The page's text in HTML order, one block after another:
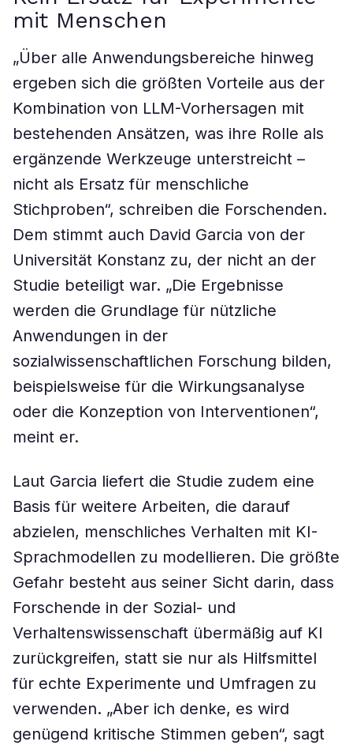
mit Menschen
„Über alle Anwendungsbereiche hinweg
ergeben sich die größten Vorteile aus der
Kombination von LLM-Vorhersagen mit
bestehenden Ansätzen, was ihre Rolle als
ergänzende Werkzeuge unterstreicht –
nicht als Ersatz für menschliche
Stichproben“, schreiben die Forschenden.
Dem stimmt auch David Garcia von der
Universität Konstanz zu, der nicht an der
Studie beteiligt war. „Die Ergebnisse
werden die Grundlage für nützliche
Anwendungen in der
sozialwissenschaftlichen Forschung bilden,
beispielsweise für die Wirkungsanalyse
oder die Konzeption von Interventionen“,
meint er.
Laut Garcia liefert die Studie zudem eine
Basis für weitere Arbeiten, die darauf
abzielen, menschliches Verhalten mit KI-
Sprachmodellen zu modellieren. Die größte
Gefahr besteht aus seiner Sicht darin, dass
Forschende in der Sozial- und
Verhaltenswissenschaft übermäßig auf KI
zurückgreifen, statt sie nur als Hilfsmittel
für echte Experimente und Umfragen zu
verwenden. „Aber ich denke, es wird
genügend kritische Stimmen geben“, sagt